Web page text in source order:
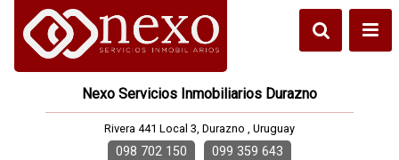
Nexo Servicios Inmobiliarios Durazno
Rivera 441 Local 3, Durazno , Uruguay
098 702 150 099 359 643